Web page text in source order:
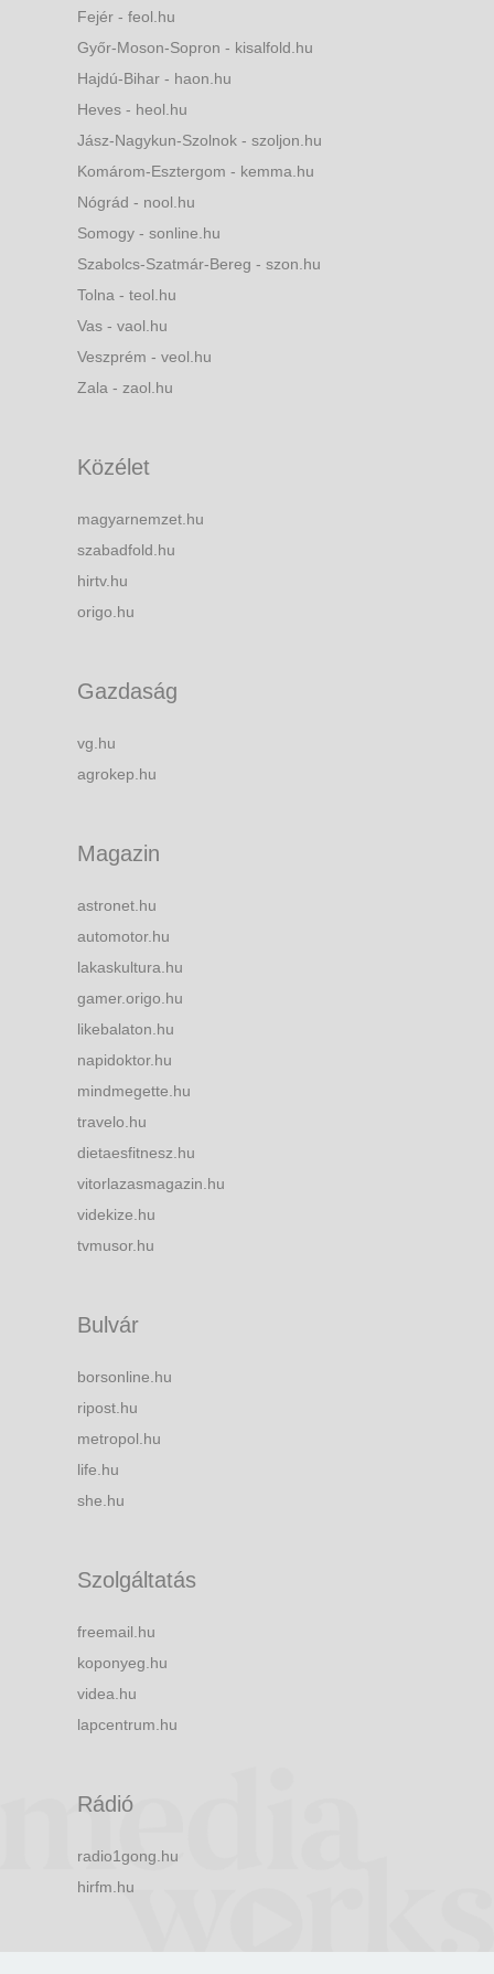
Fejér - feol.hu
Győr-Moson-Sopron - kisalfold.hu
Hajdú-Bihar - haon.hu
Heves - heol.hu
Jász-Nagykun-Szolnok - szoljon.hu
Komárom-Esztergom - kemma.hu
Nógrád - nool.hu
Somogy - sonline.hu
Szabolcs-Szatmár-Bereg - szon.hu
Tolna - teol.hu
Vas - vaol.hu
Veszprém - veol.hu
Zala - zaol.hu
Közélet
magyarnemzet.hu
szabadfold.hu
hirtv.hu
origo.hu
Gazdaság
vg.hu
agrokep.hu
Magazin
astronet.hu
automotor.hu
lakaskultura.hu
gamer.origo.hu
likebalaton.hu
napidoktor.hu
mindmegette.hu
travelo.hu
dietaesfitnesz.hu
vitorlazasmagazin.hu
videkize.hu
tvmusor.hu
Bulvár
borsonline.hu
ripost.hu
metropol.hu
life.hu
she.hu
Szolgáltatás
freemail.hu
koponyeg.hu
videa.hu
lapcentrum.hu
Rádió
radio1gong.hu
hirfm.hu